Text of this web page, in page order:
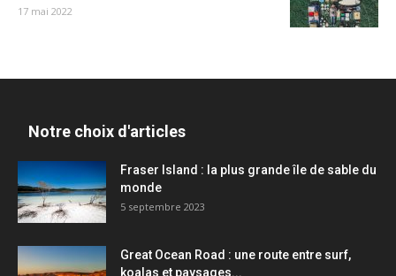
17 mai 2022
Notre choix d'articles
Fraser Island : la plus grande île de sable du
monde
5 septembre 2023
Great Ocean Road : une route entre surf,
koalas et paysages...